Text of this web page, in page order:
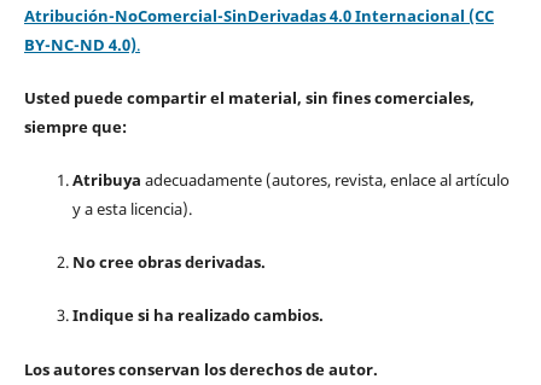
Atribución-NoComercial-SinDerivadas 4.0 Internacional (CC
BY-NC-ND 4.0).
Usted puede compartir el material, sin fines comerciales,
siempre que:
Atribuya adecuadamente (autores, revista, enlace al artículo
y a esta licencia).
No cree obras derivadas.
Indique si ha realizado cambios.
Los autores conservan los derechos de autor.